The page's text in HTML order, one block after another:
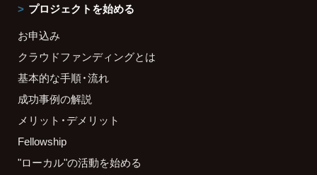
プロジェクトを始める
お申込み
クラウドファンディングとは
基本的な手順・流れ
成功事例の解説
メリット・デメリット
Fellowship
"ローカル"の活動を始める